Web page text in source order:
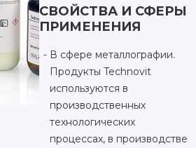
СВОЙСТВА И СФЕРЫ
ПРИМЕНЕНИЯ
В сфере металлографии.
Продукты Technovit
используются в
производственных
технологических
процессах, в производстве